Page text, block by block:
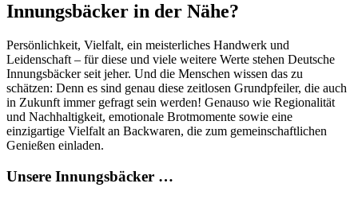
Innungsbäcker in der Nähe?
Persönlichkeit, Vielfalt, ein meisterliches Handwerk und
Leidenschaft – für diese und viele weitere Werte stehen Deutsche
Innungsbäcker seit jeher. Und die Menschen wissen das zu
schätzen: Denn es sind genau diese zeitlosen Grundpfeiler, die auch
in Zukunft immer gefragt sein werden! Genauso wie Regionalität
und Nachhaltigkeit, emotionale Brotmomente sowie eine
einzigartige Vielfalt an Backwaren, die zum gemeinschaftlichen
Genießen einladen.
Unsere Innungsbäcker …